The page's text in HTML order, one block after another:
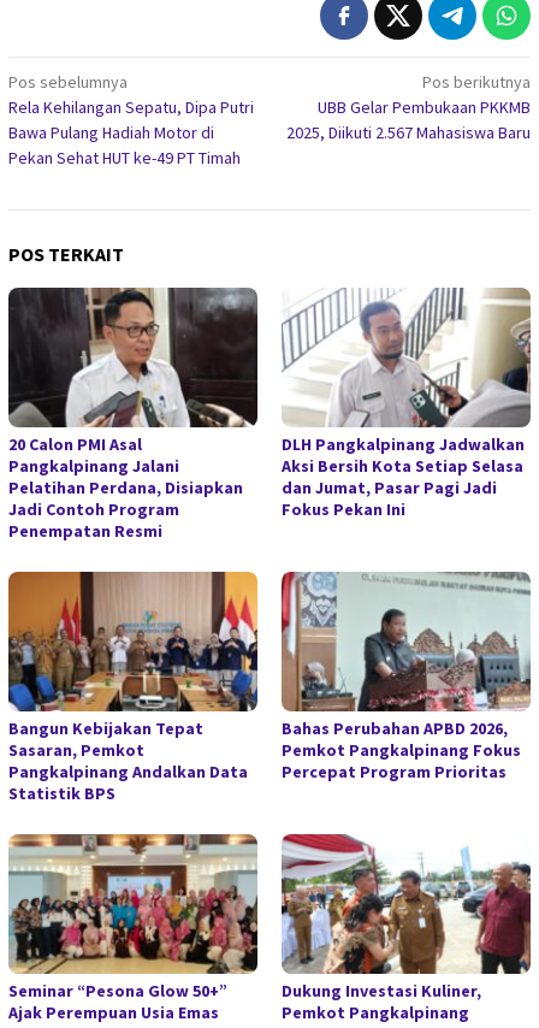
Navigasi
pos
Pos sebelumnya
Rela Kehilangan Sepatu, Dipa Putri
Bawa Pulang Hadiah Motor di
Pekan Sehat HUT ke-49 PT Timah
Pos berikutnya
UBB Gelar Pembukaan PKKMB
2025, Diikuti 2.567 Mahasiswa Baru
POS TERKAIT
20 Calon PMI Asal
Pangkalpinang Jalani
Pelatihan Perdana, Disiapkan
Jadi Contoh Program
Penempatan Resmi
DLH Pangkalpinang Jadwalkan
Aksi Bersih Kota Setiap Selasa
dan Jumat, Pasar Pagi Jadi
Fokus Pekan Ini
Bangun Kebijakan Tepat
Sasaran, Pemkot
Pangkalpinang Andalkan Data
Statistik BPS
Bahas Perubahan APBD 2026,
Pemkot Pangkalpinang Fokus
Percepat Program Prioritas
Seminar “Pesona Glow 50+”
Ajak Perempuan Usia Emas
Dukung Investasi Kuliner,
Pemkot Pangkalpinang